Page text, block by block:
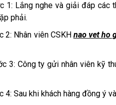
1: Lắng nghe và giải đáp các
phải.
2: Nhân viên CSKH nao vet ho
3: Công ty gửi nhân viên kỹ
Sau khi khách hàng đồng ý